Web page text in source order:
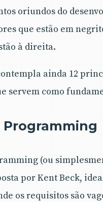
oriundos do
que estão em
à direita.
ainda 12
servem como
Programming
(ou
por Kent Beck,
os requisitos são